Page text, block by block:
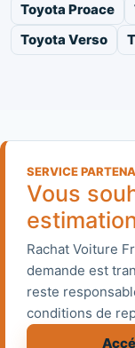
Toyota Proace
Toyota Verso
SERVICE
Vous
Rachat Voiture
demande est
reste
conditions de